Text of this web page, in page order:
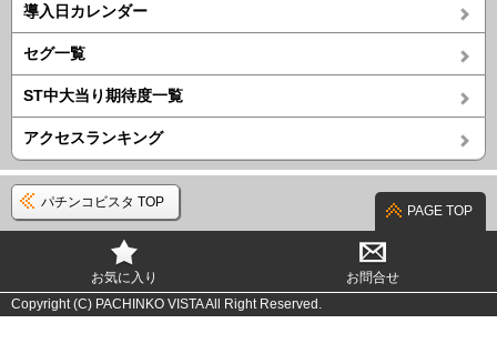
導入日カレンダー
セグ一覧
ST中大当り期待度一覧
アクセスランキング
パチンコビスタ TOP
PAGE TOP
お気に入り
お問合せ
Copyright (C) PACHINKO VISTA All Right Reserved.